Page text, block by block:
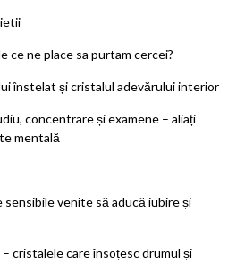
ce ne place sa purtam cercei?
înstelat și cristalul adevărului interior
concentrare și examene – aliați
mentală
venite să aducă iubire și
cristalele care însoțesc drumul și